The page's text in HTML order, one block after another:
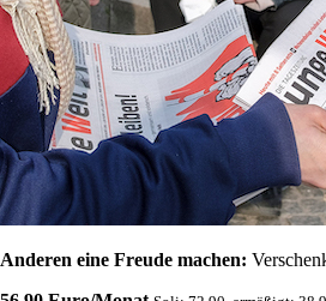
Anderen eine Freude machen: